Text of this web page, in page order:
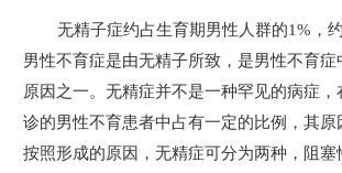
无精子症约占生育期男性人群的1%，
男性不育症是由无精子所致，是男性不育
原因之一。无精症并不是一种罕见的病症
诊的男性不育患者中占有一定的比例，其原
按照形成的原因，无精症可分为两种，阻